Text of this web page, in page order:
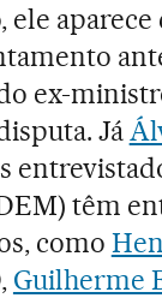
aparece
ex-
Já
têm
como
Guilherme